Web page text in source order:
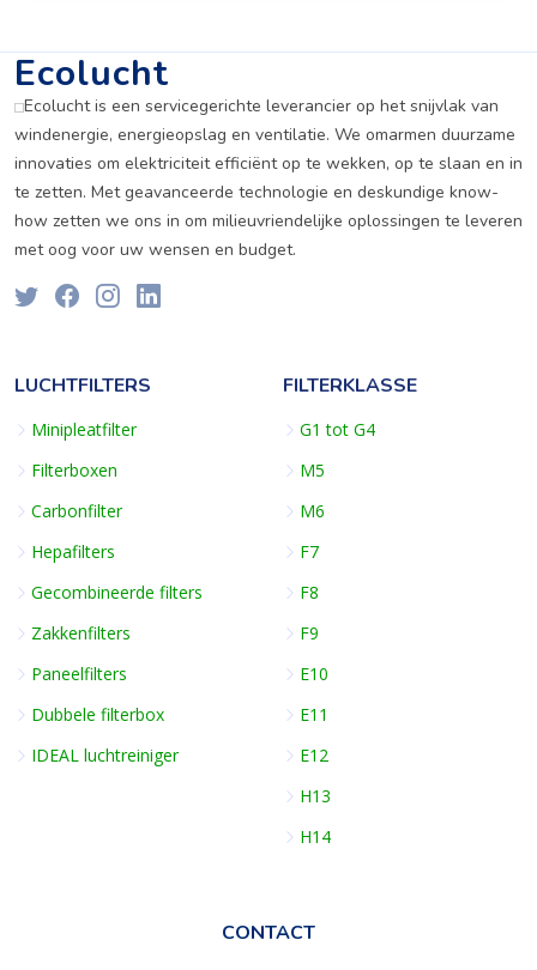
Ecolucht
Ecolucht is een servicegerichte leverancier op het snijvlak van
windenergie, energieopslag en ventilatie. We omarmen duurzame
innovaties om elektriciteit efficiënt op te wekken, op te slaan en in
te zetten. Met geavanceerde technologie en deskundige know-
how zetten we ons in om milieuvriendelijke oplossingen te leveren
met oog voor uw wensen en budget.
LUCHTFILTERS
Minipleatfilter
Filterboxen
Carbonfilter
Hepafilters
Gecombineerde filters
Zakkenfilters
Paneelfilters
Dubbele filterbox
IDEAL luchtreiniger
FILTERKLASSE
G1 tot G4
M5
M6
F7
F8
F9
E10
E11
E12
H13
H14
CONTACT